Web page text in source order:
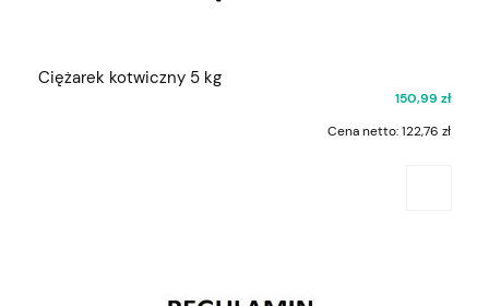
Ciężarek kotwiczny 5 kg
150,99 zł
Cena netto:122,76 zł